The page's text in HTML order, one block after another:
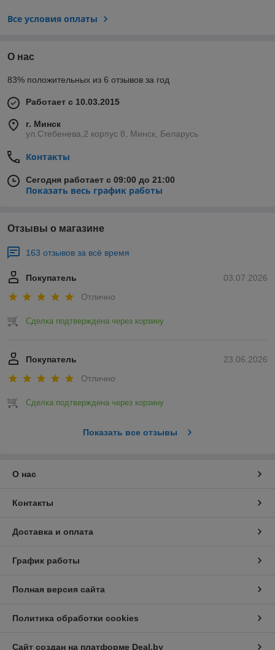
Все условия оплаты
О нас
83% положительных из 6 отзывов за год
Работает с 10.03.2015
г. Минск
ул.Стебенева,2 корпус 8, Минск, Беларусь
Контакты
Сегодня работает с 09:00 до 21:00
Показать весь график работы
Отзывы о магазине
163 отзывов за всё время
03.07.2026
Покупатель
Отлично
Сделка подтверждена через корзину
23.06.2026
Покупатель
Отлично
Сделка подтверждена через корзину
Показать все отзывы
О нас
Контакты
Доставка и оплата
График работы
Полная версия сайта
Политика обработки cookies
Сайт создан на платформе Deal.by